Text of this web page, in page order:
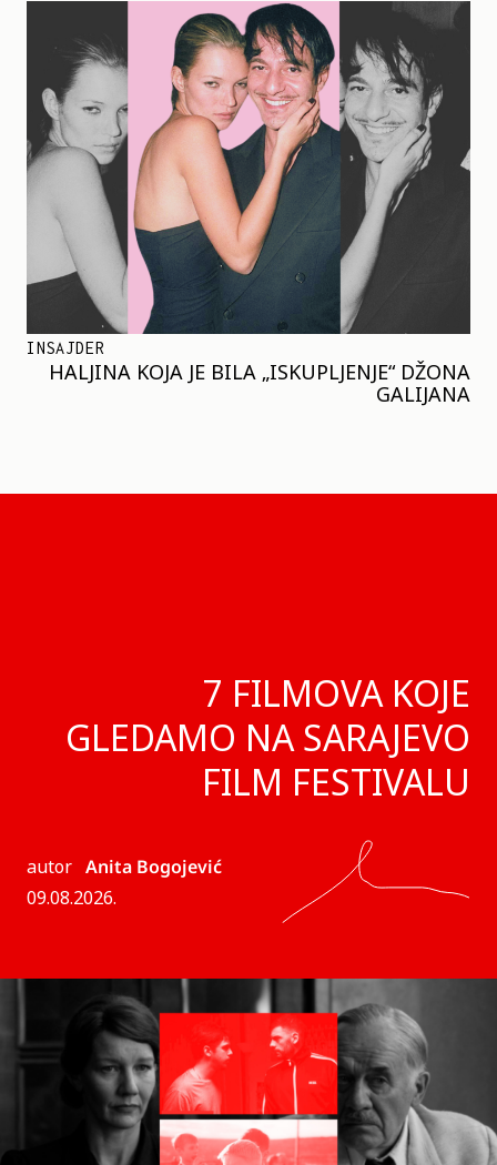
INSAJDER
HALJINA KOJA JE BILA „ISKUPLJENJE“ DŽONA
GALIJANA
7 FILMOVA KOJE
GLEDAMO NA SARAJEVO
FILM FESTIVALU
autor Anita Bogojević
09.08.2026.